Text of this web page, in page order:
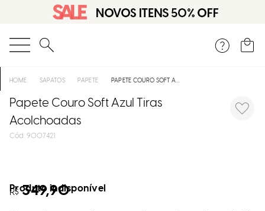
O que você está procurando?
SAPATOS PAPETE PAPETE COURO SOFT AZUL TIRAS ACOLCHOADAS
Papete Couro Soft Azul Tiras
Acolchoadas
: 9007421
R$ 349,90
Produto indisponível